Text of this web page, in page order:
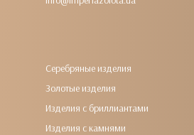
Серебряные изделия
Золотые изделия
Изделия с бриллиантами
Изделия с камнями